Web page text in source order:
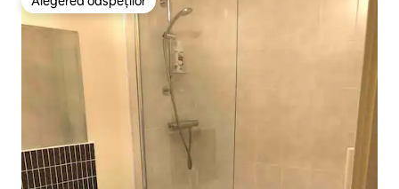
Alegerea oaspeților